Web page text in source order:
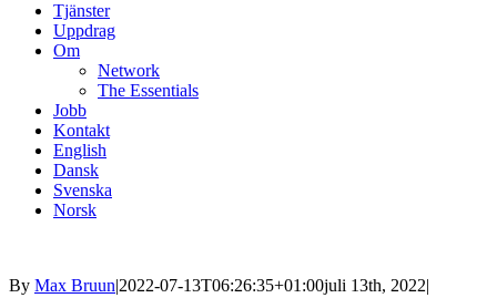
Tjänster
Uppdrag
Om
Network
The Essentials
Jobb
Kontakt
English
Dansk
Svenska
Norsk
By Max Bruun|2022-07-13T06:26:35+01:00juli 13th, 2022|